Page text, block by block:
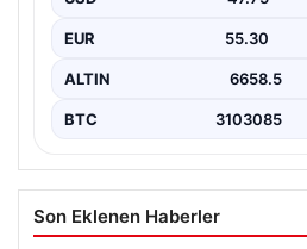
soruşturma kapsamında,…
EUR 55.30
ALTIN 6658.5
BTC 3103085
Son Eklenen Haberler